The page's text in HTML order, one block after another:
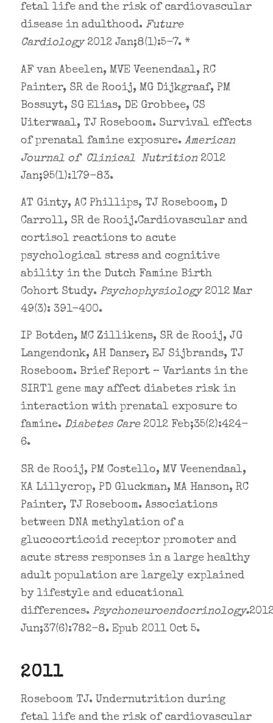
fetal life and the risk of cardiovascular
disease in adulthood. Future
Cardiology2012 Jan;8(1):5-7. *
AF van Abeelen, MVE Veenendaal, RC
Painter, SR de Rooij, MG Dijkgraaf, PM
Bossuyt, SG Elias, DE Grobbee, CS
Uiterwaal, TJ Roseboom. Survival effects
of prenatal famine exposure. American
Journal of Clinical Nutrition2012
Jan;95(1):179-83.
AT Ginty, AC Phillips, TJ Roseboom, D
Carroll, SR de Rooij.Cardiovascular and
cortisol reactions to acute
psychological stress and cognitive
ability in the Dutch Famine Birth
Cohort Study. Psychophysiology2012 Mar
49(3): 391-400.
IP Botden, MC Zillikens, SR de Rooij, JG
Langendonk, AH Danser, EJ Sijbrands, TJ
Roseboom. Brief Report – Variants in the
SIRT1 gene may affect diabetes risk in
interaction with prenatal exposure to
famine. Diabetes Care2012 Feb;35(2):424-
6.
SR de Rooij, PM Costello, MV Veenendaal,
KA Lillycrop, PD Gluckman, MA Hanson, RC
Painter, TJ Roseboom. Associations
between DNA methylation of a
glucocorticoid receptor promoter and
acute stress responses in a large healthy
adult population are largely explained
by lifestyle and educational
differences. Psychoneuroendocrinology.
Jun;37(6):782-8. Epub 2011 Oct 5.
2011
Roseboom TJ. Undernutrition during
fetal life and the risk of cardiovascular